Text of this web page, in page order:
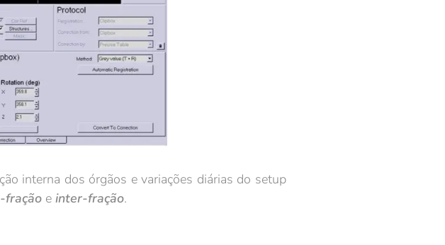
interna dos órgãos e variações diárias do setup
fraçãoe inter-fração.